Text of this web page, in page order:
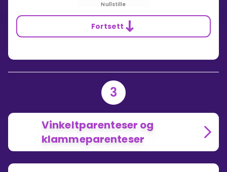
Nullstille
Fortsett
3
Vinkeltparenteser og
klammeparenteser